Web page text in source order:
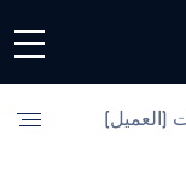
(العميل)